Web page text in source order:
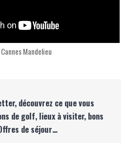
Mandelieu
découvrez ce que vous
de golf, lieux à visiter, bons
de séjour…